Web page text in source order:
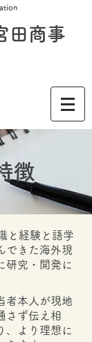
田商事
徴
と経験と語学
できた海外現
研究・開発に
者本人が現地
さず伝え相
、より理想に